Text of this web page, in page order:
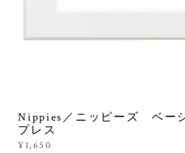
Nippies／ニッピーズ ベー
プレス
¥1,650